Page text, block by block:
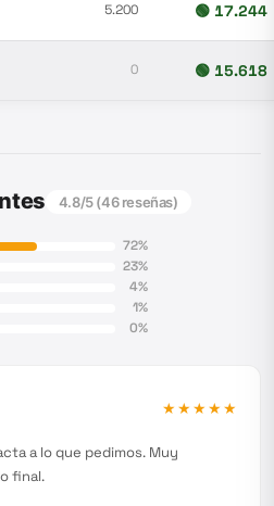
5.200 🟢 17.244
0 🟢 15.618
4.8/5 (46reseñas)
72%
23%
4%
1%
0%
★★★★★
a lo que pedimos. Muy
final.